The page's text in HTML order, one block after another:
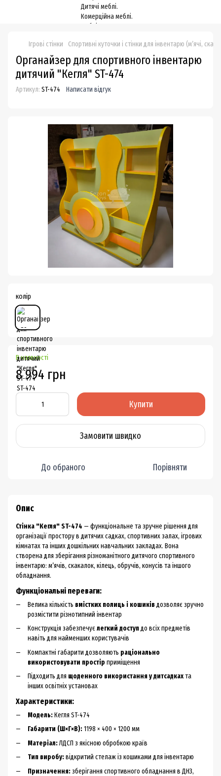
Ігрові стінки Спортивні куточки і стінки для інвентарю (м’ячі,
Органайзер для спортивного інвентарю
дитячий "Кегля" ST-474
Артикул: ST-474 Написати відгук
колір
В наявності
8 994 грн
Купити
Замовити швидко
До обраного Порівняти
Опис
Стінка "Кегля" ST-474 — функціональне та зручне рішення для
організації простору в дитячих садках, спортивних залах, ігрових
кімнатах та інших дошкільних навчальних закладах. Вона
створена для зберігання різноманітного дитячого спортивного
інвентарю: м’ячів, скакалок, кілець, обручів, конусів та іншого
обладнання.
Функціональні переваги:
Велика кількість вмістких полиць і кошиківдозволяє зручно
розмістити різнотипний інвентар
Конструкція забезпечуєлегкий доступдо всіх предметів
навіть для найменших користувачів
Компактні габарити дозволяють раціонально
використовувати простір приміщення
Підходить для щоденного використання у дитсадкахта
інших освітніх установах
Характеристики:
Модель:Кегля ST-474
Габарити (Ш×Г×В):1198 × 400 × 1200 мм
Матеріал:ЛДСП з якісною обробкою країв
Тип виробу:відкритий стелаж із кошиками для інвентарю
Призначення:зберігання спортивного обладнання в ДНЗ,